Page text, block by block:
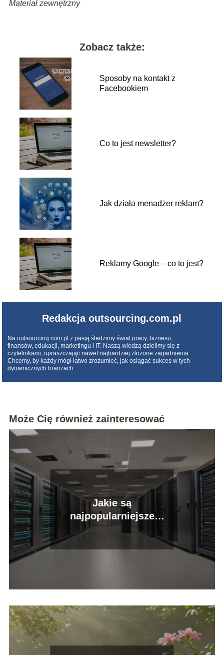
Materiał zewnętrzny
Zobacz także:
Sposoby na kontakt z
Facebookiem
Co to jest newsletter?
Jak działa menadżer reklam?
Reklamy Google – co to jest?
Redakcja outsourcing.com.pl
Na outsourcing.com.pl z pasją śledzimy świat pracy, biznesu,
finansów, edukacji, marketingu i IT. Naszą wiedzą dzielimy się z
czytelnikami, upraszczając nawet najbardziej złożone zagadnienia.
Chcemy, by każdy mógł łatwo zrozumieć, jak osiągać sukces w tych
dynamicznych branżach.
Może Cię również zainteresować
Jakie są
najpopularniejsze
systemy operacyjne dla